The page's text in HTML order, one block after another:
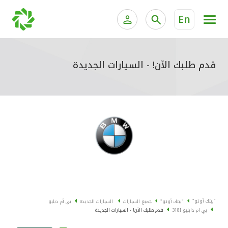
En
الخدمات المصرفية الإلكترونية للأفراد
خدمة "بيتك" للتداول الإلكتروني
جميع السيارات
قدم طلبك الآن! - السيارات الجديدة
"بيتك أوتو" "بيتك أوتو" جميع السيارات السيارات الجديدة
بي أم دبليو
بي ام دابليو 318I
قدم طلبك الآن! - السيارات الجديدة